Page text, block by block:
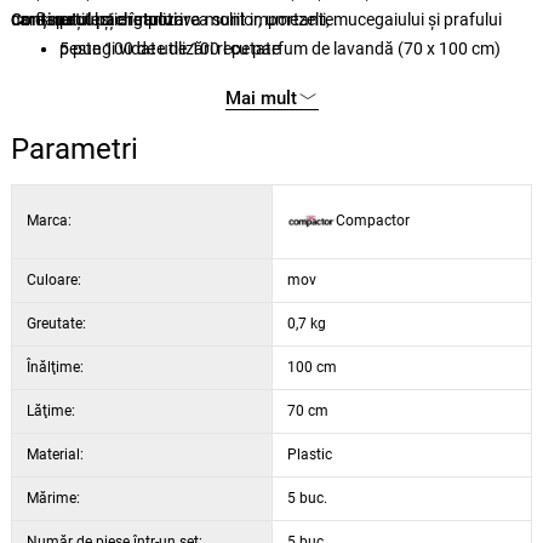
umflare.
care spațiul și organizarea sunt importante.
protecție împotriva moliilor, umezelii, mucegaiului și prafului
peste 100 de utilizări repetate
Conținutul pachetului:
5 pungi vidate de 100 l cu parfum de lavandă (70 x 100 cm)
Mai mult
Parametri
Marca: Compactor
Culoare: mov
Greutate: 0,7 kg
Înălţime: 100 cm
Lăţime: 70 cm
Material: Plastic
Mărime: 5 buc.